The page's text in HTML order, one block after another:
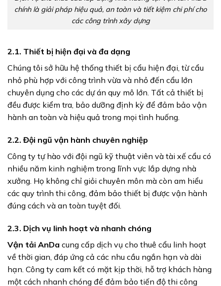
chính là giải pháp hiệu quả, an toàn và tiết kiệm chi phí cho
các công trình xây dựng
2.1. Thiết bị hiện đại và đa dạng
Chúng tôi sở hữu hệ thống thiết bị cẩu hiện đại, từ cẩu
nhỏ phù hợp với công trình vừa và nhỏ đến cẩu lớn
chuyên dụng cho các dự án quy mô lớn. Tất cả thiết bị
đều được kiểm tra, bảo dưỡng định kỳ để đảm bảo vận
hành an toàn và hiệu quả trong mọi tình huống.
2.2. Đội ngũ vận hành chuyên nghiệp
Công ty tự hào với đội ngũ kỹ thuật viên và tài xế cẩu có
nhiều năm kinh nghiệm trong lĩnh vực lắp dựng nhà
xưởng. Họ không chỉ giỏi chuyên môn mà còn am hiểu
các quy trình thi công, đảm bảo thiết bị được vận hành
đúng cách và an toàn tuyệt đối.
2.3. Dịch vụ linh hoạt và nhanh chóng
Vận tải AnDa cung cấp dịch vụ cho thuê cẩu linh hoạt
về thời gian, đáp ứng cả các nhu cầu ngắn hạn và dài
hạn. Công ty cam kết có mặt kịp thời, hỗ trợ khách hàng
một cách nhanh chóng để đảm bảo tiến độ thi công